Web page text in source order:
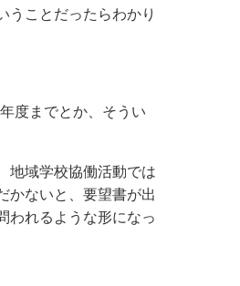
うことだったらわかり
度までとか、そうい
地域学校協働活動では
かないと、要望書が出
われるような形になっ